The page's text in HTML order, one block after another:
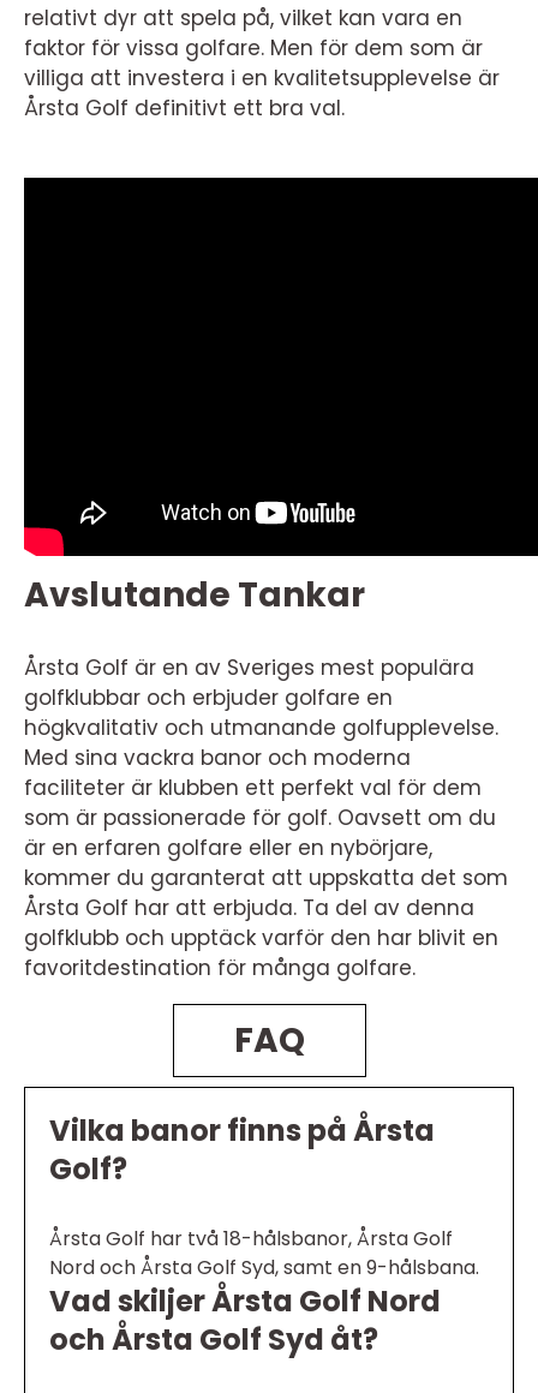
relativt dyr att spela på, vilket kan vara en
faktor för vissa golfare. Men för dem som är
villiga att investera i en kvalitetsupplevelse är
Årsta Golf definitivt ett bra val.
Avslutande Tankar
Årsta Golf är en av Sveriges mest populära
golfklubbar och erbjuder golfare en
högkvalitativ och utmanande golfupplevelse.
Med sina vackra banor och moderna
faciliteter är klubben ett perfekt val för dem
som är passionerade för golf. Oavsett om du
är en erfaren golfare eller en nybörjare,
kommer du garanterat att uppskatta det som
Årsta Golf har att erbjuda. Ta del av denna
golfklubb och upptäck varför den har blivit en
favoritdestination för många golfare.
FAQ
Vilka banor finns på Årsta
Golf?
Årsta Golf har två 18-hålsbanor, Årsta Golf
Nord och Årsta Golf Syd, samt en 9-hålsbana.
Vad skiljer Årsta Golf Nord
och Årsta Golf Syd åt?